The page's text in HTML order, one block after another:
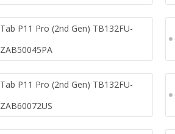
Tab P11 Pro (2nd Gen) TB132FU-
ZAB50045PA
Tab P11 Pro (2nd Gen) TB132FU-
ZAB60072US